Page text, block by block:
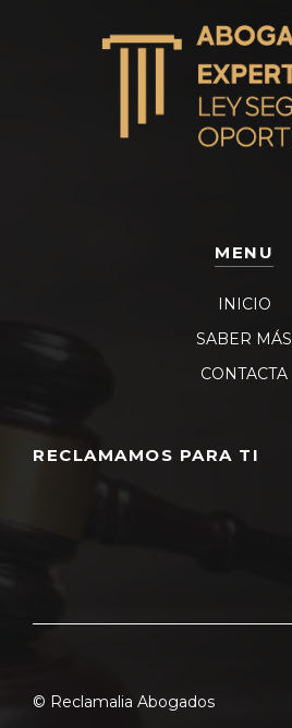
MENU
INICIO
SABER MÁS
CONTACTA
RECLAMAMOS PARA TI
© Reclamalia Abogados